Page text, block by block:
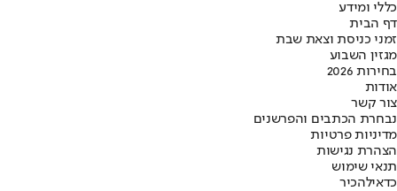
כללי ומידע
דף הבית
זמני כניסת וצאת שבת
מגזין השבוע
בחירות 2026
אודות
צור קשר
נבחרת הכתבים והפרשנים
מדיניות פרטיות
הצהרת נגישות
תנאי שימוש
כדאילהכיר